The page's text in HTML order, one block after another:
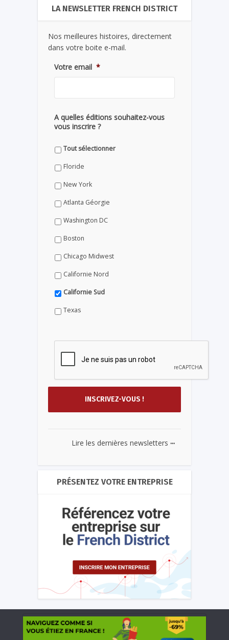
LA NEWSLETTER FRENCH DISTRICT
Nos meilleures histoires, directement
dans votre boite e-mail.
Votre email *
A quelles éditions souhaitez-vous
vous inscrire ?
Tout sélectionner
Floride
New York
Atlanta Géorgie
Washington DC
Boston
Chicago Midwest
Californie Nord
Californie Sud
Texas
Lire les dernières newsletters ...
PRÉSENTEZ VOTRE ENTREPRISE